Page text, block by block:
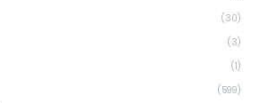
(30)
(3)
(1)
(599)